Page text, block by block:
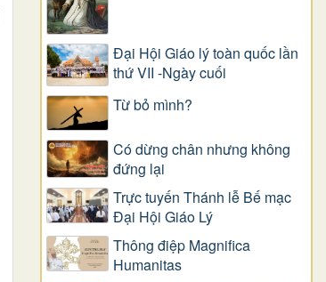
Đại Hội Giáo lý toàn quốc lần
thứ VII -Ngày cuối
Từ bỏ mình?
Có dừng chân nhưng không
đứng lại
Trực tuyến Thánh lễ Bế mạc
Đại Hội Giáo Lý
Thông điệp Magnifica
Humanitas